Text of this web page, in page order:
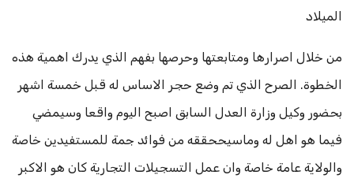
الميلاد
من خلال اصرارها ومتابعتها وحرصها بفهم الذي يدرك اهمية هذه
الخطوة. الصرح الذي تم وضع حجر الاساس له قبل خمسة اشهر
بحضور وكيل وزارة العدل السابق اصبح اليوم واقعا وسيمضي
فيما هو اهل له وماسيححققه من فوائد جمة للمستفيدين خاصة
والولاية عامة خاصة وان عمل التسجيلات التجارية كان هو الاكبر